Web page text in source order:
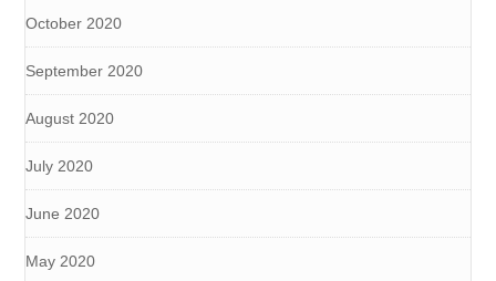
October 2020
September 2020
August 2020
July 2020
June 2020
May 2020